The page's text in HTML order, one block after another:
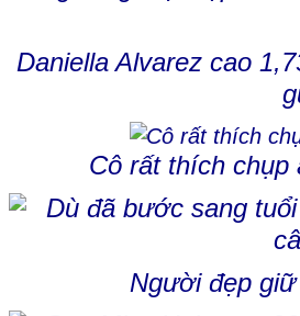
Daniella Alvarez cao
Cô rất thích chụp
Người đẹp